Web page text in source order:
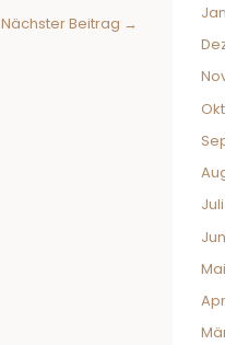
Nächster Beitrag →